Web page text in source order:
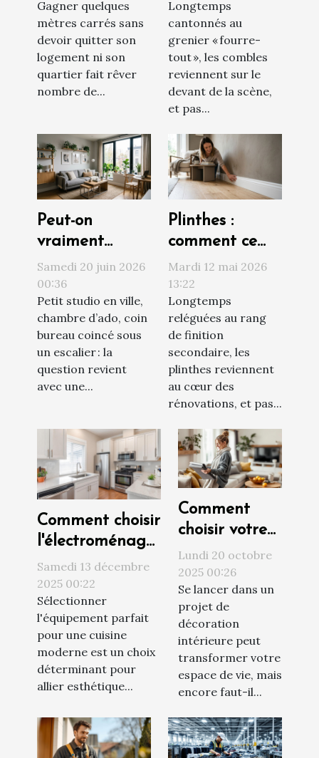
interdit) avant
de construire
Gagner quelques
mètres carrés sans
devoir quitter son
logement ni son
quartier fait rêver
nombre de...
simple
rénovation
Longtemps
cantonnés au
grenier « fourre-
tout », les combles
reviennent sur le
devant de la scène,
et pas...
Peut-on
vraiment
optimiser un
petit espace
sans sacrifier le
style ?
Samedi 20 juin 2026
00:36
Petit studio en ville,
chambre d’ado, coin
bureau coincé sous
un escalier : la
question revient
avec une...
Plinthes :
comment ce
détail
transforme
votre
rénovation
sans effort
Mardi 12 mai 2026
13:22
Longtemps
reléguées au rang
de finition
secondaire, les
plinthes reviennent
au cœur des
rénovations, et pas...
Comment choisir
l'électroménager
idéal pour une
cuisine moderne
?
Samedi 13 décembre
2025 00:22
Sélectionner
l'équipement parfait
pour une cuisine
moderne est un choix
déterminant pour
allier esthétique...
Comment
choisir votre
expert en
décoration
intérieure
dans votre
région ?
Lundi 20 octobre
2025 00:26
Se lancer dans un
projet de
décoration
intérieure peut
transformer votre
espace de vie, mais
encore faut-il...